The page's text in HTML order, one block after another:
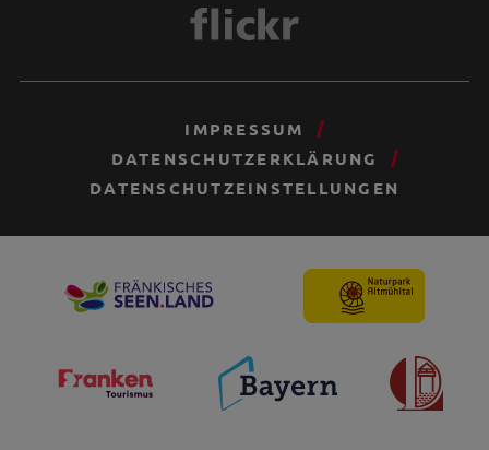
IMPRESSUM
DATENSCHUTZERKLÄRUNG
DATENSCHUTZEINSTELLUNGEN